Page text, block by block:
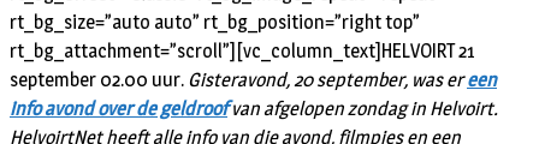
rt_bg_size=”auto auto” rt_bg_position=”right top”
rt_bg_attachment=”scroll”][vc_column_text]HELVOIRT 21
september 02.00 uur. Gisteravond, 20 september, was ereen
info avond over de geldroofvan afgelopen zondag in Helvoirt.
HelvoirtNet heeft alle info van die avond, filmpjes en een